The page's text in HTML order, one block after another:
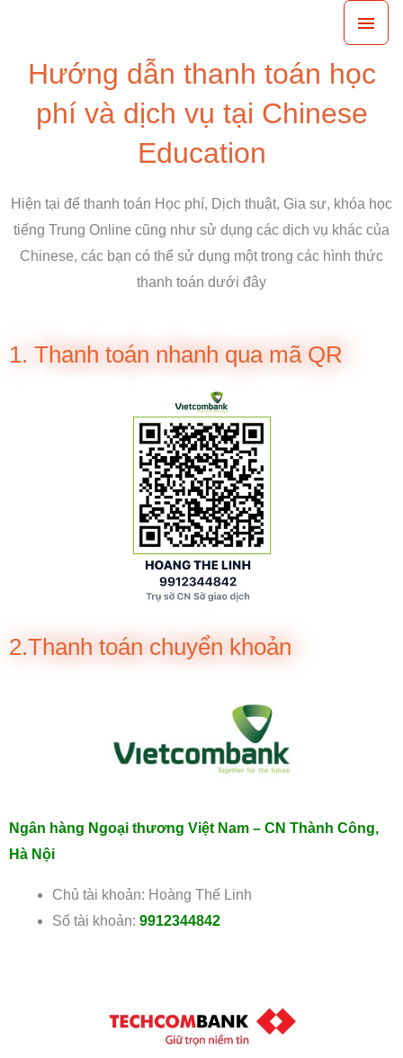
Hướng dẫn thanh toán học
phí và dịch vụ tại Chinese
Education
Hiện tại để thanh toán Học phí, Dịch thuật, Gia sư, khóa học
tiếng Trung Online cũng như sử dụng các dịch vụ khác của
Chinese, các bạn có thể sử dụng một trong các hình thức
thanh toán dưới đây
1. Thanh toán nhanh qua mã QR
2.Thanh toán chuyển khoản
Ngân hàng Ngoại thương Việt Nam – CN Thành Công,
Hà Nội
Chủ tài khoản: Hoàng Thế Linh
Số tài khoản: 9912344842